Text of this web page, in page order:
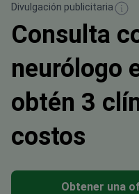
Divulgación publicitaria
Consulta
neurólogo
obtén 3
costos
Obtener una